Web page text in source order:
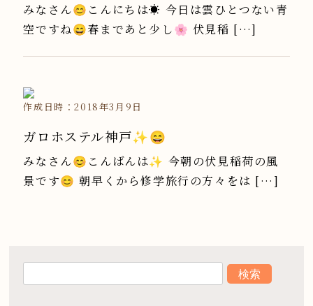
みなさん😊こんにちは☀️ 今日は雲ひとつない青
空ですね😄春まであと少し🌸 伏見稲 […]
作成日時：2018年3月9日
ガロホステル神戸✨😄
みなさん😊こんばんは✨ 今朝の伏見稲荷の風
景です😊 朝早くから修学旅行の方々をは […]